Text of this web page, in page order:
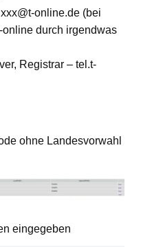
online.de (bei
durch irgendwas
Registrar – tel.t-
ohne Landesvorwahl
eingegeben